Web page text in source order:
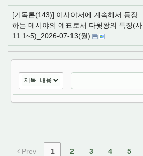
[기독론(143)] 이사야서에 계속해서 등장
하는 메시야의 예표로서 다윗왕의 특징(사
11:1~5)_2026-07-13(월)
Prev 1 2 3 4 5